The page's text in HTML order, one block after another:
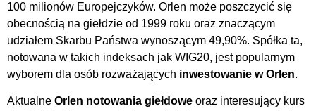
100 milionów Europejczyków. Orlen może poszczycić się
obecnością na giełdzie od 1999 roku oraz znaczącym
udziałem Skarbu Państwa wynoszącym 49,90%. Spółka ta,
notowana w takich indeksach jak WIG20, jest popularnym
wyborem dla osób rozważających inwestowanie w Orlen.
Aktualne Orlen notowania giełdowe oraz interesujący kurs